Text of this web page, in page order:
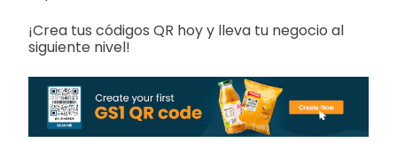
¡Crea tus códigos QR hoy y lleva tu negocio al
siguiente nivel!